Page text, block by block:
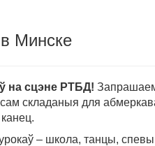
Минске
на сцэне РТБД!
складаныя для
– школа, танцы,